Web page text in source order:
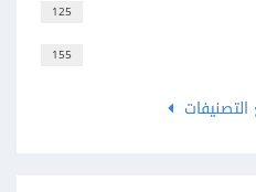
125
155